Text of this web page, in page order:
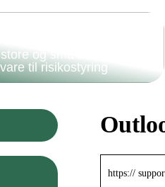
og små bedrifter
til risikostyring
https://